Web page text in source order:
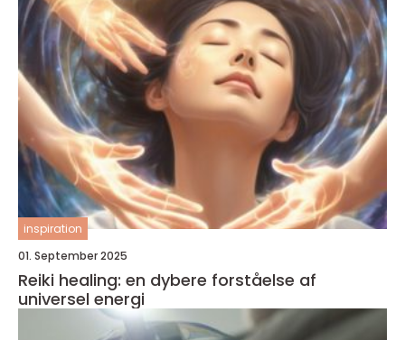
inspiration
01. September 2025
Reiki healing: en dybere forståelse af
universel energi